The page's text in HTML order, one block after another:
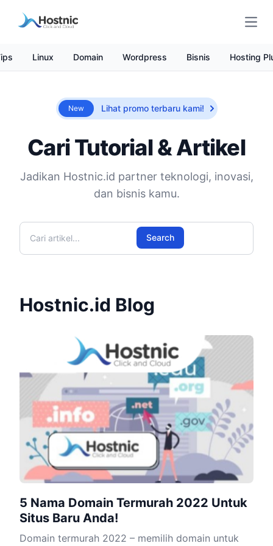
Linux Domain Wordpress Bisnis Hosting
New Lihat promo terbaru kami!
Cari Tutorial & Artikel
Jadikan Hostnic.id partner teknologi, inovasi,
dan bisnis kamu.
Cari artikel
Search
Hostnic.id Blog
5 Nama Domain Termurah 2022 Untuk
Situs Baru Anda!
Domain termurah 2022 – memilih domain untuk